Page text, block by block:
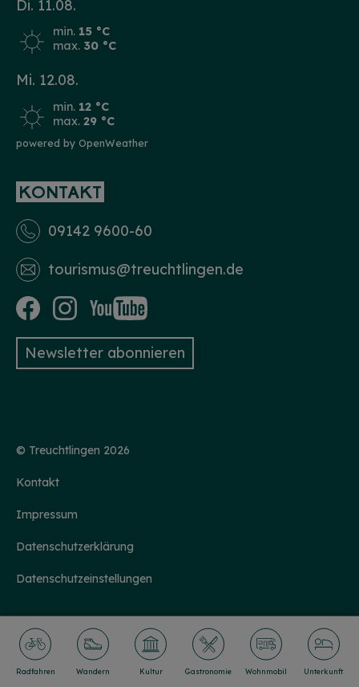
Di. 11.08.
min. 15 °C
max. 30 °C
Mi. 12.08.
min. 12 °C
max. 29 °C
powered by OpenWeather
KONTAKT
09142 9600-60
tourismus­@treuchtlingen.de
Newsletter abonnieren
© Treuchtlingen 2026
Kontakt
Impressum
Datenschutzerklärung
Datenschutzeinstellungen
Radfahren Wandern Kultur Gastronomie Wohnmobil Unterkunft
Wir suchen dich als Christkind oder Engel. Hast
Lächeln ins Gesicht zu zaubern und Freude und